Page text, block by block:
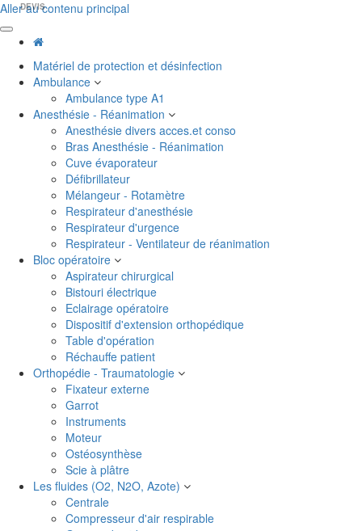
Aller au contenu principal
Matériel de protection et désinfection
Ambulance
Ambulance type A1
Anesthésie - Réanimation
Anesthésie divers acces.et conso
Bras Anesthésie - Réanimation
Cuve évaporateur
Défibrillateur
Mélangeur - Rotamètre
Respirateur d'anesthésie
Respirateur d'urgence
Respirateur - Ventilateur de réanimation
Bloc opératoire
Aspirateur chirurgical
Bistouri électrique
Eclairage opératoire
Dispositif d'extension orthopédique
Table d'opération
Réchauffe patient
Orthopédie - Traumatologie
Fixateur externe
Garrot
Instruments
Moteur
Ostéosynthèse
Scie à plâtre
Les fluides (O2, N2O, Azote)
Centrale
Compresseur d'air respirable
DEVIS